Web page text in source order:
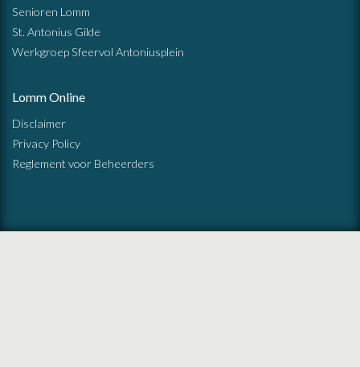
Senioren Lomm
St. Antonius Gilde
Werkgroep Sfeervol Antoniusplein
Lomm Online
Disclaimer
Privacy Policy
Reglement voor Beheerders